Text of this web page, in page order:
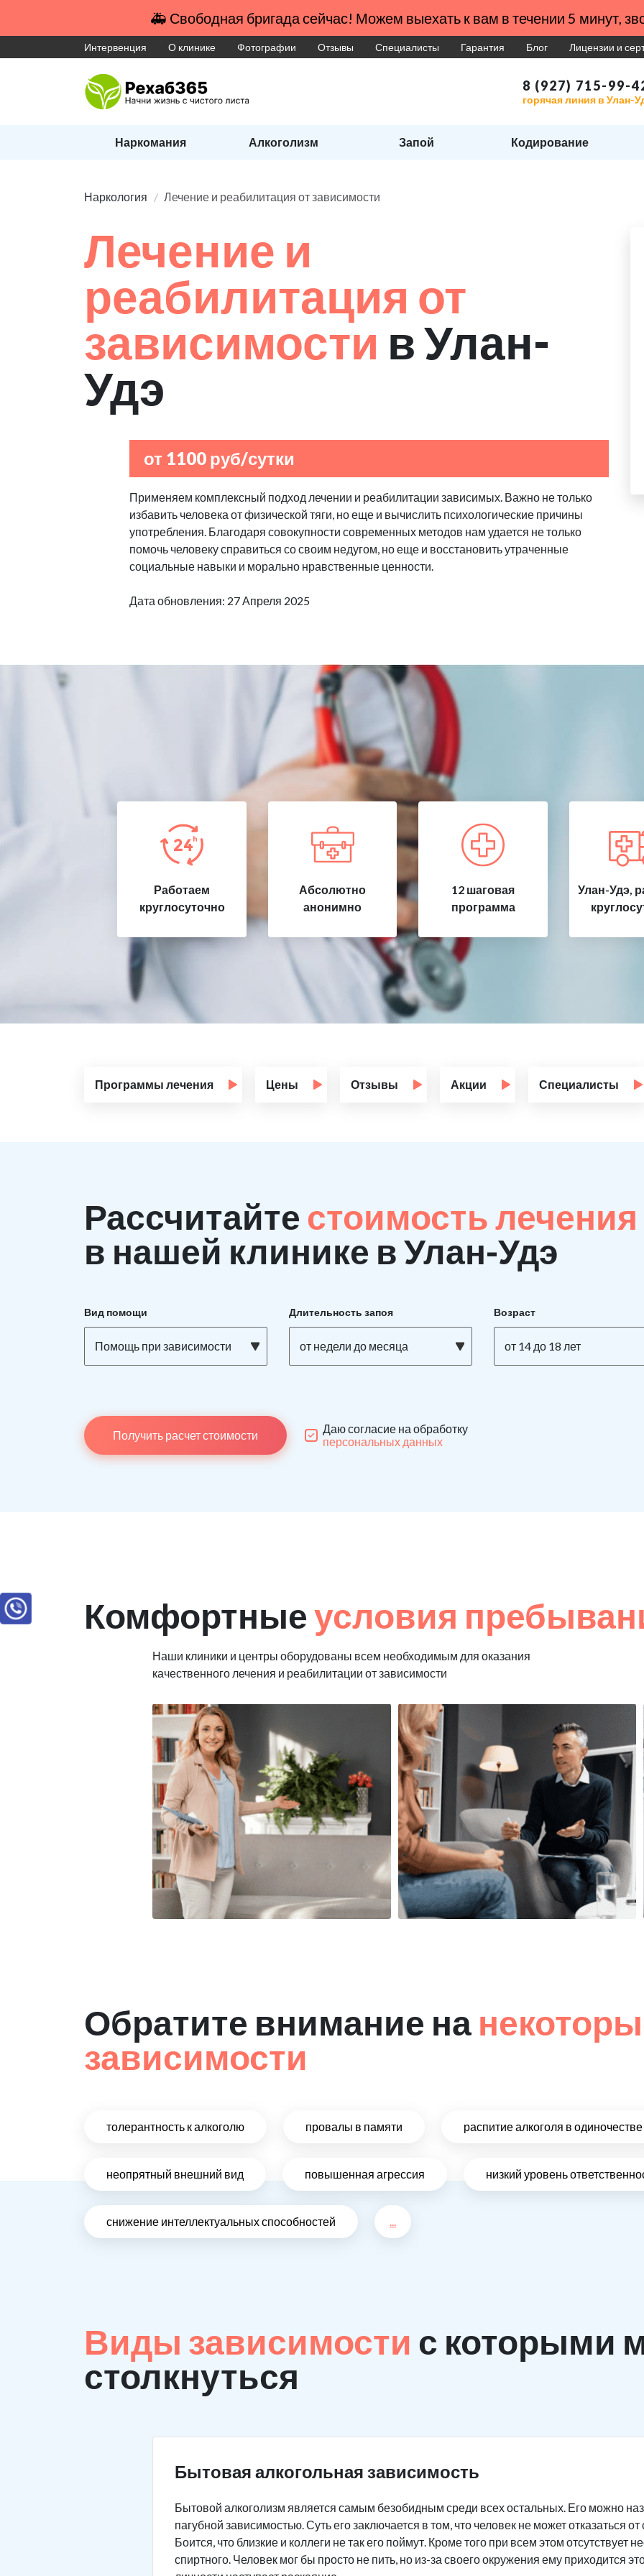
🚑 Свободная бригада сейчас! Можем выехать к вам в течении 5 минут,
Интервенция О клинике Фотографии Отзывы Специалисты Гарантия Блог Лицензии и
8 (927) 715-99-
горячая линия в Улан-
Наркомания Алкоголизм Запой Кодирование
Наркология Лечение и реабилитация от зависимости
Лечение и
реабилитация от
зависимости в Улан-
Удэ
от 1100 руб/сутки
Применяем комплексный подход лечении и реабилитации зависимых. Важно не только
избавить человека от физической тяги, но еще и вычислить психологические причины
употребления. Благодаря совокупности современных методов нам удается не только
помочь человеку справиться со своим недугом, но еще и восстановить утраченные
социальные навыки и морально нравственные ценности.
Дата обновления: 27 Апреля 2025
Работаем
круглосуточно
Абсолютно
анонимно
12 шаговая
программа
Улан-Удэ,
Программы лечения Цены Отзывы Акции Специалисты
Рассчитайте стоимость
в нашей клинике в Улан-Удэ
Вид помощи
Помощь при зависимости
Длительность запоя
от недели до месяца
Возраст
от 14 до 18 лет
Получить расчет стоимости
Даю согласие на обработку
персональных данных
Комфортныеусловия
Наши клиники и центры оборудованы всем необходимым для оказания
качественного лечения и реабилитации от зависимости
Обратите внимание на
зависимости
толерантность к алкоголю провалы в памяти распитие алкоголя в одиночестве
неопрятный внешний вид повышенная агрессия низкий уровень
снижение интеллектуальных способностей ...
Виды зависимости с которыми
столкнуться
Бытовая алкогольная зависимость
Бытовой алкоголизм является самым безобидным среди всех остальных. Его можно
пагубной зависимостью. Суть его заключается в том, что человек не может отказаться
Боится, что близкие и коллеги не так его поймут. Кроме того при всем этом отсутствует
спиртного. Человек мог бы просто не пить, но из-за своего окружения ему приходится